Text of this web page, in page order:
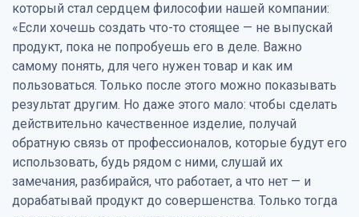
который стал сердцем философии нашей компании:
«Если хочешь создать что-то стоящее — не выпускай
продукт, пока не попробуешь его в деле. Важно
самому понять, для чего нужен товар и как им
пользоваться. Только после этого можно показывать
результат другим. Но даже этого мало: чтобы сделать
действительно качественное изделие, получай
обратную связь от профессионалов, которые будут его
использовать, будь рядом с ними, слушай их
замечания, разбирайся, что работает, а что нет — и
дорабатывай продукт до совершенства. Только тогда